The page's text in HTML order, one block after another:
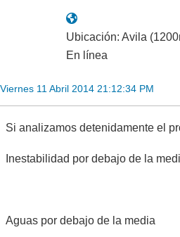
Ubicación: Avila
En línea
Viernes 11 Abril 2014 21:12:34 PM
Si analizamos detenidamente el
Inestabilidad por debajo de la
Aguas por debajo de la media